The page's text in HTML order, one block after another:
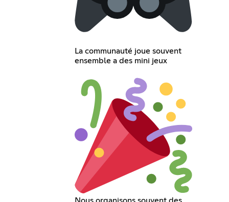
La communauté joue souvent
ensemble a des mini jeux